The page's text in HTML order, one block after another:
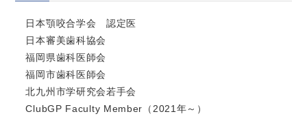
日本顎咬合学会 認定医
日本審美歯科協会
福岡県歯科医師会
福岡市歯科医師会
北九州市学研究会若手会
ClubGP Faculty Member（2021年～）